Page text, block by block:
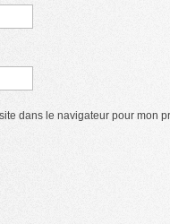
dans le navigateur pour mon